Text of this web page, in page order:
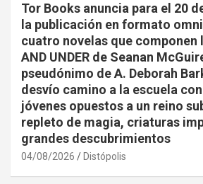
Tor Books anuncia para el 20
la publicación en formato
cuatro novelas que componen
AND UNDER de Seanan
pseudónimo de A. Deborah
desvío camino a la escuela
jóvenes opuestos a un reino
repleto de magia, criaturas
grandes descubrimientos
04/08/2026 Distópolis